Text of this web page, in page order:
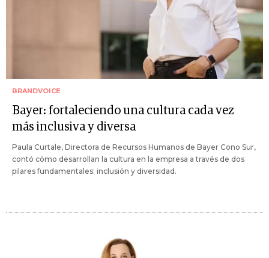
BRANDVOICE
Bayer: fortaleciendo una cultura cada vez
más inclusiva y diversa
Paula Curtale, Directora de Recursos Humanos de Bayer Cono Sur,
contó cómo desarrollan la cultura en la empresa a través de dos
pilares fundamentales: inclusión y diversidad.